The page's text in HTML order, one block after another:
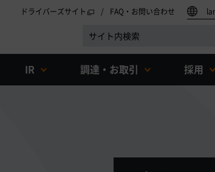
ドライバーズサイト FAQ・お問い合わせ
IR 調達・お取引 採用